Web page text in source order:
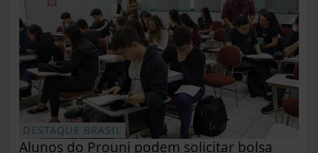
DESTAQUE BRASIL
Alunos do Prouni podem solicitar bolsa